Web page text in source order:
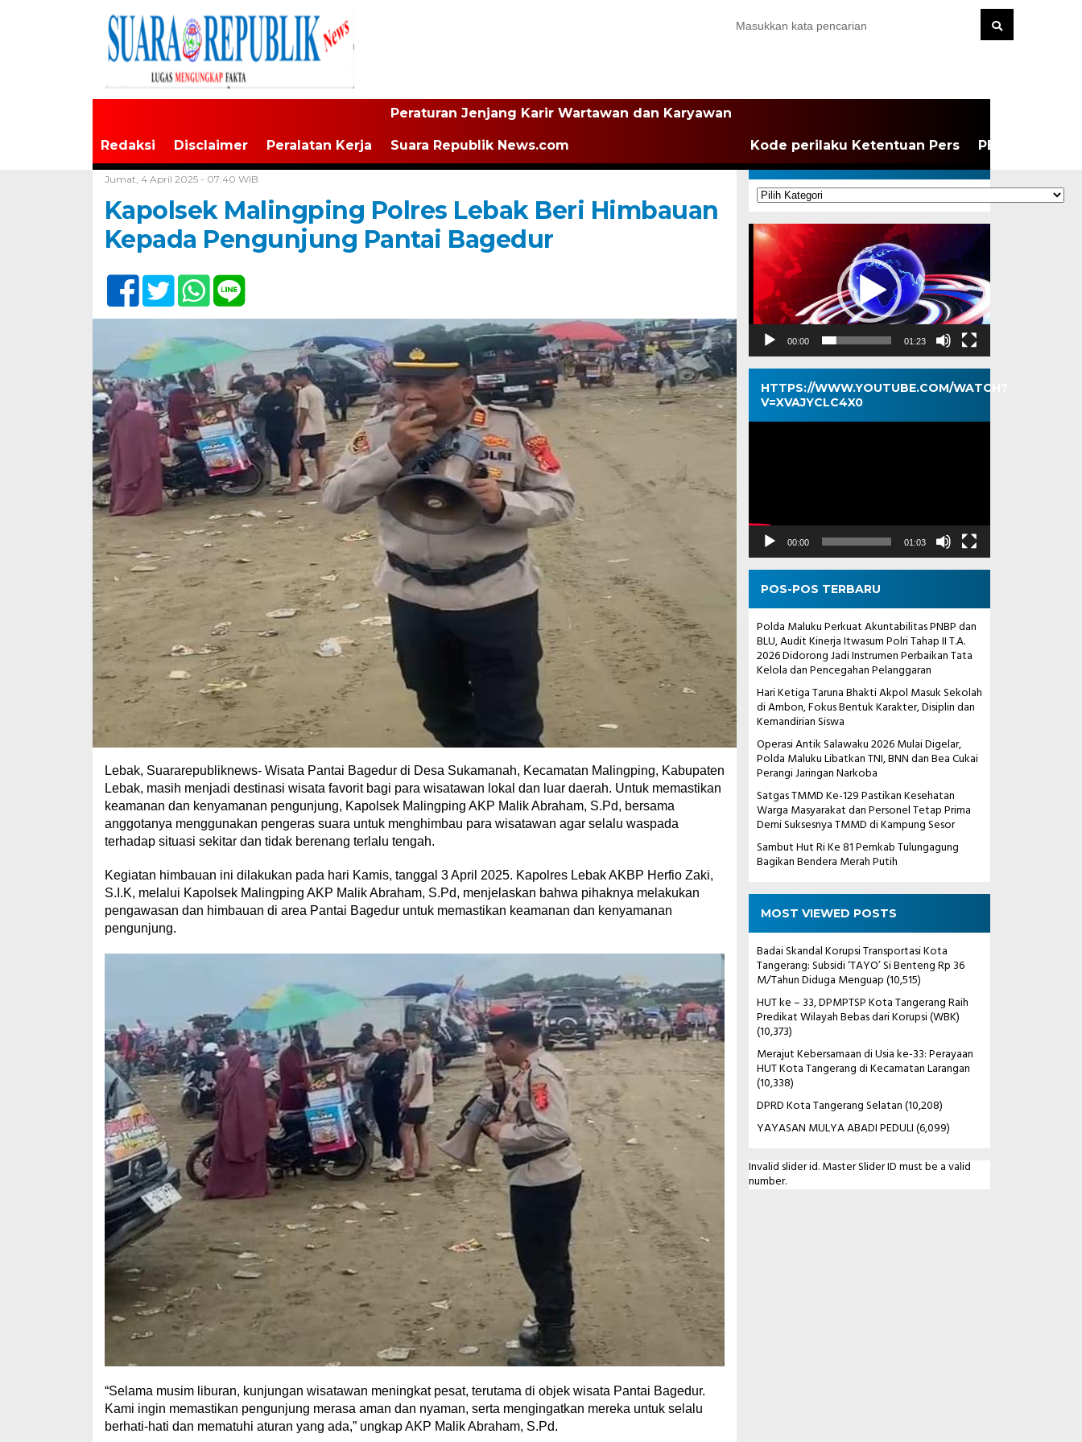
Redaksi Disclaimer Peralatan Kerja
Peraturan Jenjang Karir Wartawan dan Karyawan
Suara Republik News.com Kode perilaku Ketentuan Pers PEDOMAN
Jumat, 4 April 2025 - 07:40 WIB
Kapolsek Malingping Polres Lebak Beri Himbauan
Kepada Pengunjung Pantai Bagedur
Lebak, Suararepubliknews- Wisata Pantai Bagedur di Desa Sukamanah, Kecamatan Malingping, Kabupaten
Lebak, masih menjadi destinasi wisata favorit bagi para wisatawan lokal dan luar daerah. Untuk memastikan
keamanan dan kenyamanan pengunjung, Kapolsek Malingping AKP Malik Abraham, S.Pd, bersama
anggotanya menggunakan pengeras suara untuk menghimbau para wisatawan agar selalu waspada
terhadap situasi sekitar dan tidak berenang terlalu tengah.
Kegiatan himbauan ini dilakukan pada hari Kamis, tanggal 3 April 2025. Kapolres Lebak AKBP Herfio Zaki,
S.I.K, melalui Kapolsek Malingping AKP Malik Abraham, S.Pd, menjelaskan bahwa pihaknya melakukan
pengawasan dan himbauan di area Pantai Bagedur untuk memastikan keamanan dan kenyamanan
pengunjung.
“Selama musim liburan, kunjungan wisatawan meningkat pesat, terutama di objek wisata Pantai Bagedur.
Kami ingin memastikan pengunjung merasa aman dan nyaman, serta mengingatkan mereka untuk selalu
berhati-hati dan mematuhi aturan yang ada,” ungkap AKP Malik Abraham, S.Pd.
KATEGORI
Kategori
Pemutar
Video
00:00 01:23
HTTPS://WWW.YOUTUBE.COM/WATCH?
V=XVAJYCLC4X0
Pemutar
00:00 01:03
POS-POS TERBARU
Polda Maluku Perkuat Akuntabilitas PNBP dan
BLU, Audit Kinerja Itwasum Polri Tahap II T.A.
2026 Didorong Jadi Instrumen Perbaikan Tata
Kelola dan Pencegahan Pelanggaran
Hari Ketiga Taruna Bhakti Akpol Masuk Sekolah
di Ambon, Fokus Bentuk Karakter, Disiplin dan
Kemandirian Siswa
Operasi Antik Salawaku 2026 Mulai Digelar,
Polda Maluku Libatkan TNI, BNN dan Bea Cukai
Perangi Jaringan Narkoba
Satgas TMMD Ke-129 Pastikan Kesehatan
Warga Masyarakat dan Personel Tetap Prima
Demi Suksesnya TMMD di Kampung Sesor
Sambut Hut Ri Ke 81 Pemkab Tulungagung
Bagikan Bendera Merah Putih
MOST VIEWED POSTS
Badai Skandal Korupsi Transportasi Kota
Tangerang: Subsidi ‘TAYO’ Si Benteng Rp 36
M/Tahun Diduga Menguap(10,515)
HUT ke – 33, DPMPTSP Kota Tangerang Raih
Predikat Wilayah Bebas dari Korupsi (WBK)
(10,373)
Merajut Kebersamaan di Usia ke-33: Perayaan
HUT Kota Tangerang di Kecamatan Larangan
(10,338)
DPRD Kota Tangerang Selatan(10,208)
YAYASAN MULYA ABADI PEDULI(6,099)
Invalid slider id. Master Slider ID must be a valid
number.